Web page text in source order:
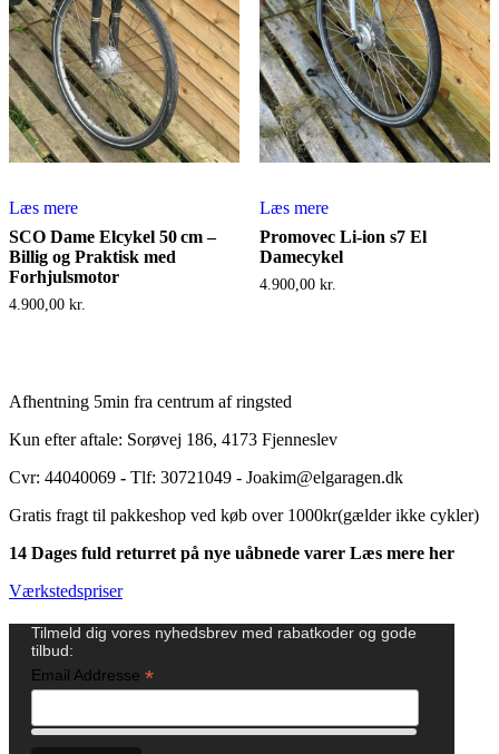
Læs mere
SCO Dame Elcykel 50 cm –
Billig og Praktisk med
Forhjulsmotor
4.900,00 kr.
Læs mere
Promovec Li-ion s7 El
Damecykel
4.900,00 kr.
Afhentning 5min fra centrum af ringsted
Kun efter aftale: Sorøvej 186, 4173 Fjenneslev
Cvr: 44040069 - Tlf: 30721049 - Joakim@elgaragen.dk
Gratis fragt til pakkeshop ved køb over 1000kr(gælder ikke cykler)
14 Dages fuld returret på nye uåbnede varer Læs mere her
Værkstedspriser
Tilmeld dig vores nyhedsbrev med rabatkoder og gode
tilbud:
Email Addresse *